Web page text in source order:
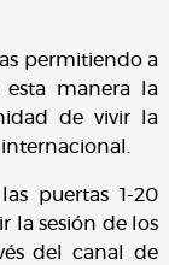
permitiendo a
manera la
de vivir la
puertas 1-20
la sesión de los
del canal de